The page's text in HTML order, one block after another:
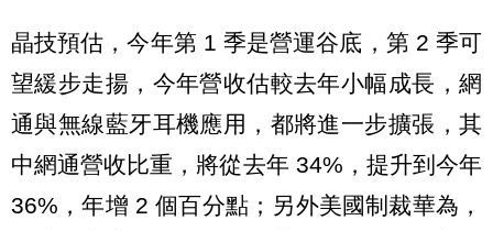
晶技預估，今年第 1 季是營運谷底，第 2 季可
望緩步走揚，今年營收估較去年小幅成長，網
通與無線藍牙耳機應用，都將進一步擴張，其
中網通營收比重，將從去年 34%，提升到今年
36%，年增 2 個百分點；另外美國制裁華為，